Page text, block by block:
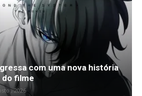
com uma nova história
do filme
, 2026